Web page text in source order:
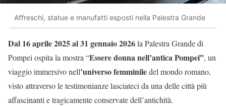
Affreschi, statue e manufatti esposti nella Palestra Grande
Dal 16 aprile 2025 al 31 gennaio 2026la Palestra Grande di
Pompei ospita la mostra “Essere donna nell’antica Pompei”, un
viaggio immersivo nell’universo femminiledel mondo romano,
visto attraverso le testimonianze lasciateci da una delle città più
affascinanti e tragicamente conservate dell’antichità.